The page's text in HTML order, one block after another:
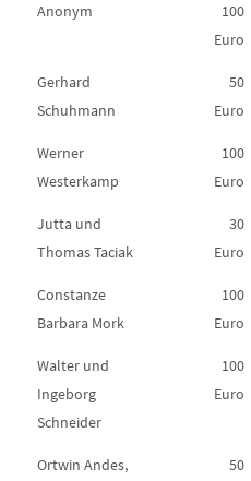
Anonym
100
Euro
Gerhard
Schuhmann
50
Euro
Werner
Westerkamp
100
Euro
Jutta und
Thomas Taciak
30
Euro
Constanze
Barbara Mork
100
Euro
Walter und
Ingeborg
Schneider
100
Euro
Ortwin Andes,
50